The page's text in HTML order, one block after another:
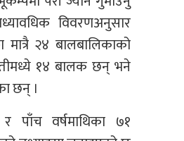
विवरणअनुसार
मात्रै २४ बालबालिकाको
१४ बालक छन् भने
छन् ।
पाँच वर्षमाथिका ७१